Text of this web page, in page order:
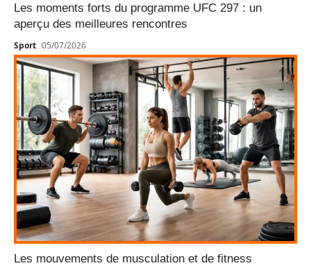
Les moments forts du programme UFC 297 : un
aperçu des meilleures rencontres
Sport 05/07/2026
Les mouvements de musculation et de fitness